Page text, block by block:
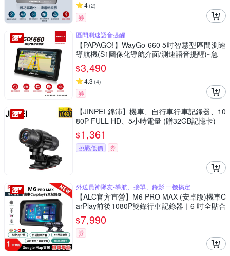
4(2)
券
區間測速語音提醒
【PAPAGO!】WayGo 660 5吋智慧型區間測速
導航機(S1圖像化導航介面/測速語音提醒)~急
$3,490
4.3 (4)
券
【JINPEI 錦沛】機車、自行車行車記錄器、10
80P FULL HD、5小時電量 (贈32GB記憶卡)
$1,361
挑戰低價 券
外送員神隊友-導航、接單、錄影 一機搞定
【ALC官方直營】M6 PRO MAX (安卓版)機車C
arPlay前後1080P雙錄行車記錄器｜6 吋全貼合
觸控螢幕｜一年保固｜UXUI全面升級
$7,990
券